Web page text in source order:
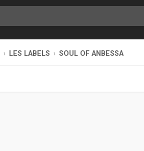
LES LABELS SOUL OF ANBESSA